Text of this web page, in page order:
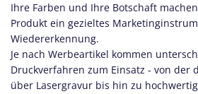
Ihre Farben und Ihre Botschaft
Produkt ein gezieltes
Wiedererkennung.
Je nach Werbeartikel kommen
Druckverfahren zum Einsatz - von der
über Lasergravur bis hin zu